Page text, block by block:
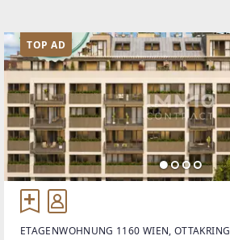
TOP AD
ETAGENWOHNUNG 1160 WIEN, OTTAKRING